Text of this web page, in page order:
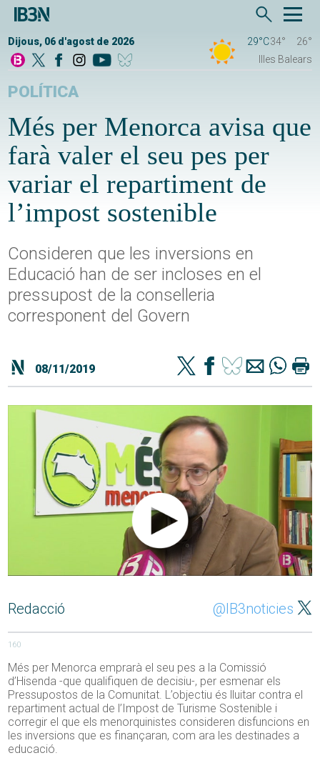
Dijous, 06 d'agost de 2026 29°C34°
26°
Illes Balears
POLÍTICA
Més per Menorca avisa que
farà valer el seu pes per
variar el repartiment de
l’impost sostenible
Consideren que les inversions en
Educació han de ser incloses en el
pressupost de la conselleria
corresponent del Govern
08/11/2019
Redacció @IB3noticies
160
Més per Menorca emprarà el seu pes a la Comissió
d’Hisenda -que qualifiquen de decisiu-, per esmenar els
Pressupostos de la Comunitat. L’objectiu és lluitar contra el
repartiment actual de l’Impost de Turisme Sostenible i
corregir el que els menorquinistes consideren disfuncions en
les inversions que es finançaran, com ara les destinades a
educació.